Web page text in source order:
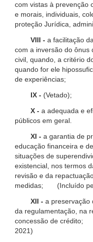
com vistas à prevenção
e morais, individuais,
proteção Jurídica,
VIII - a facilitação
com a inversão do ônus
civil, quando, a critério
quando for ele
de experiências;
IX - (Vetado);
X - a adequada e
públicos em geral.
XI - a garantia de
educação financeira e
situações de
existencial, nos termos
revisão e da
medidas; (Incluído
XII - a preservação
da regulamentação, na
concessão de crédito;
2021)